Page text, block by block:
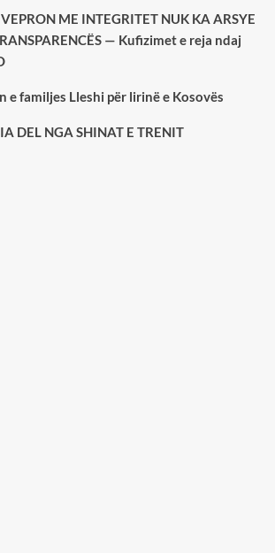
ME INTEGRITET NUK KA ARSYE
— Kufizimet e reja ndaj
e familjes Lleshi për lirinë e Kosovës
DEL NGA SHINAT E TRENIT